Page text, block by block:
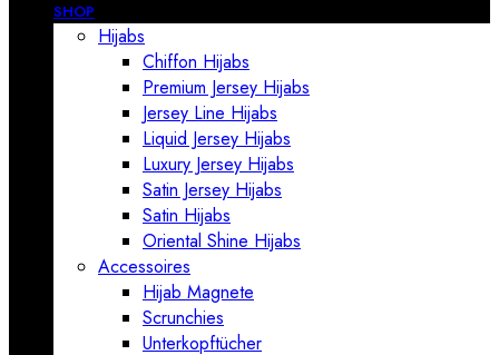
SHOP
Hijabs
Chiffon Hijabs
Premium Jersey Hijabs
Jersey Line Hijabs
Liquid Jersey Hijabs
Luxury Jersey Hijabs
Satin Jersey Hijabs
Satin Hijabs
Oriental Shine Hijabs
Accessoires
Hijab Magnete
Scrunchies
Unterkopftücher